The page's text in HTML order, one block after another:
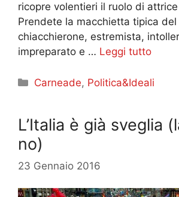
ricopre volentieri il ruolo di
Prendete la macchietta tipica
chiacchierone, estremista,
impreparato e … Leggi tutto
Categorie
Carneade, Politica&Ideali
L’Italia è già sveglia
no)
23 Gennaio 2016